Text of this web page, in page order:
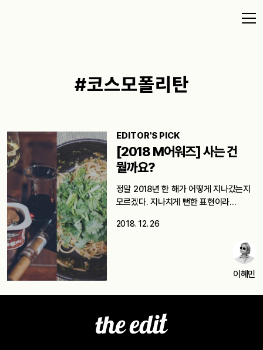
#코스모폴리탄
EDITOR'S PICK
[2018 M어워즈] 사는 건
뭘까요?
정말 2018년 한 해가 어떻게 지나갔는지
모르겠다. 지나치게 뻔한 표현이라…
2018. 12. 26
이혜민